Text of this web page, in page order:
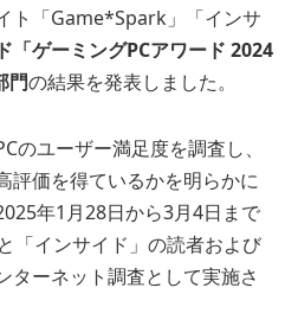
ト「Game*Spark」「インサ
「ゲーミングPCアワード 2024
門の結果を発表しました。
のユーザー満足度を調査し、
評価を得ているかを明らかに
年1月28日から3月4日まで
「インサイド」の読者および
ターネット調査として実施さ